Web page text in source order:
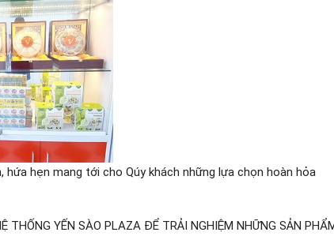
hẹn mang tới cho Qúy khách những lựa chọn hoàn hỏa
THỐNG YẾN SÀO PLAZA ĐỂ TRẢI NGHIỆM NHỮNG SẢN